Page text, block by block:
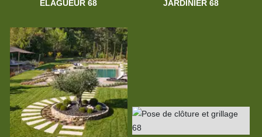
ELAGUEUR 68 JARDINIER 68